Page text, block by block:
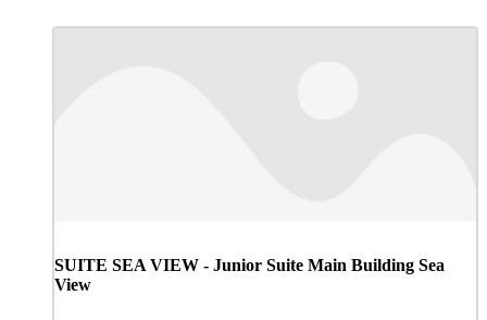
SUITE SEA VIEW - Junior Suite Main Building Sea
View